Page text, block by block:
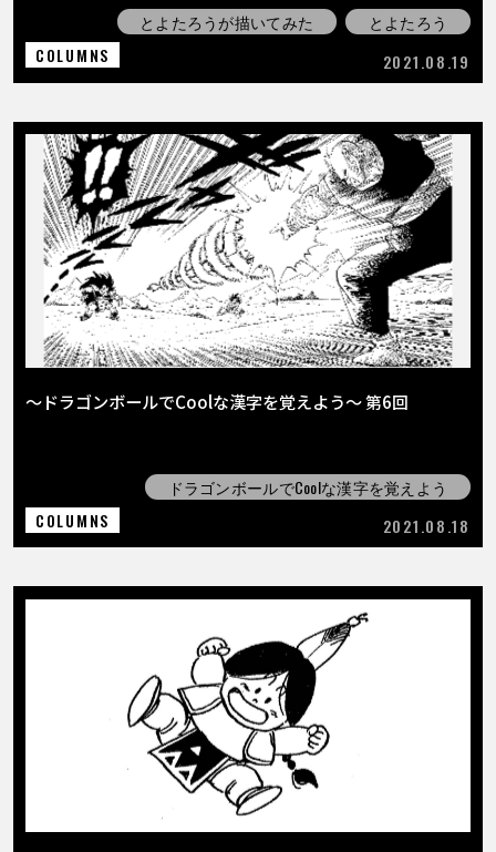
とよたろうが描いてみた
とよたろう
COLUMNS
2021.08.19
〜ドラゴンボールでCoolな漢字を覚えよう〜 第6回
ドラゴンボールでCoolな漢字を覚えよう
COLUMNS
2021.08.18